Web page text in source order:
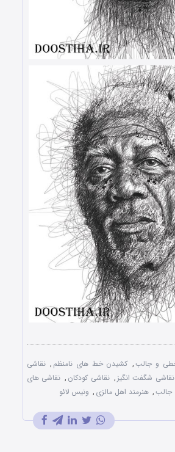
و جالب, کشیدن خط های نامنظم , نقاشی
نقاشی شگفت انگیز , نقاشی کودکان , نقاشی های
جالب, هنرمند اهل مالزی , ونیس لائو